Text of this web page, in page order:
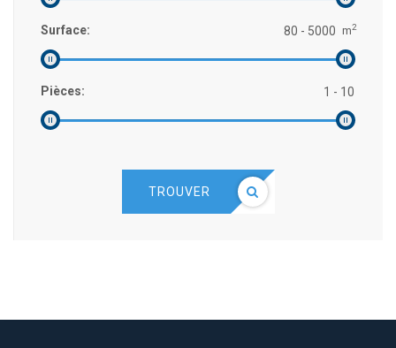
Surface: m2
Pièces:
TROUVER